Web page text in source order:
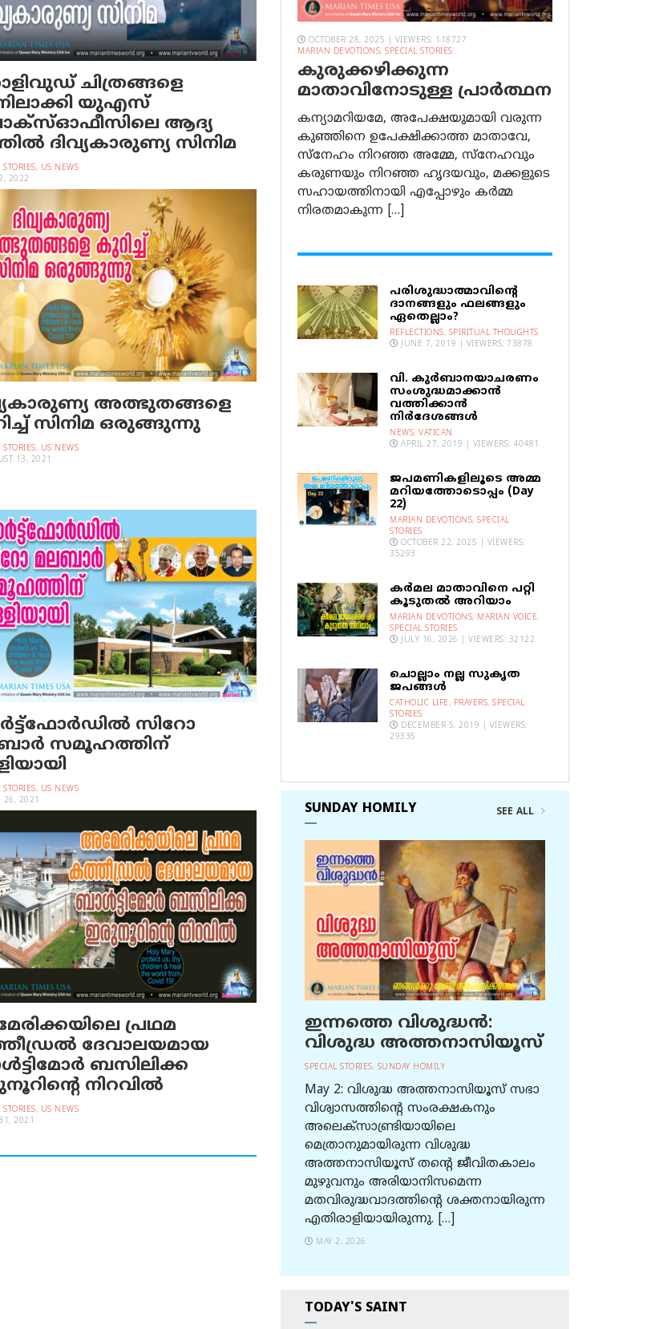
ചിത്രങ്ങളെ
യു‌എസ്
ആദ്യ
ദിവ്യകാരുണ്യ സിനിമ
, US NEWS
2022
അത്ഭുതങ്ങളെ
സിനിമ ഒരുങ്ങുന്നു
, US NEWS
13, 2021
സിറോ
സമൂഹത്തിന്
, US NEWS
26, 2021
പ്രഥമ
ദേവാലയമായ
ബസിലിക്ക
നിറവില്‍
, US NEWS
2021
OCTOBER 28, 2025 | VIEWERS: 118727
MARIAN DEVOTIONS, SPECIAL STORIES
കുരുക്കഴിക്കുന്ന
മാതാവിനോടുള്ള പ്രാര്‍ത്ഥന
കന്യാമറിയമേ, അപേക്ഷയുമായി വരുന്ന
കുഞ്ഞിനെ ഉപേക്ഷിക്കാത്ത മാതാവേ,
സ്നേഹം നിറഞ്ഞ അമ്മേ, സ്നേഹവും
കരുണയും നിറഞ്ഞ ഹൃദയവും, മക്കളുടെ
സഹായത്തിനായി എപ്പോഴും കർമ്മ
നിരതമാകുന്ന […]
പരിശുദ്ധാത്മാവിന്റെ
ദാനങ്ങളും ഫലങ്ങളും
ഏതെല്ലാം?
REFLECTIONS, SPIRITUAL THOUGHTS
JUNE 7, 2019 | VIEWERS: 73878
വി. കുര്‍ബാനയാചരണം
സംശുദ്ധമാക്കാന്‍
വത്തിക്കാന്‍
നിര്‍ദേശങ്ങള്‍
NEWS, VATICAN
APRIL 27, 2019 | VIEWERS: 40481
ജപമണികളിലൂടെ അമ്മ
മറിയത്തോടൊപ്പം (Day
22)
MARIAN DEVOTIONS, SPECIAL
STORIES
OCTOBER 22, 2025 | VIEWERS:
35293
കര്‍മല മാതാവിനെ പറ്റി
കൂടുതല്‍ അറിയാം
MARIAN DEVOTIONS, MARIAN VOICE,
SPECIAL STORIES
JULY 16, 2026 | VIEWERS: 32122
ചൊല്ലാം നല്ല സുകൃത
ജപങ്ങൾ
CATHOLIC LIFE, PRAYERS, SPECIAL
STORIES
DECEMBER 5, 2019 | VIEWERS:
29335
SUNDAY HOMILY SEE ALL
ഇന്നത്തെ വിശുദ്ധന്‍:
വിശുദ്ധ അത്തനാസിയൂസ്
SPECIAL STORIES, SUNDAY HOMILY
May 2: വിശുദ്ധ അത്തനാസിയൂസ് സഭാ
വിശ്വാസത്തിന്റെ സംരക്ഷകനും
അലെക്സാണ്ട്രിയായിലെ
മെത്രാനുമായിരുന്ന വിശുദ്ധ
അത്തനാസിയൂസ് തന്റെ ജീവിതകാലം
മുഴുവനും അരിയാനിസമെന്ന
മതവിരുദ്ധവാദത്തിന്റെ ശക്തനായിരുന്ന
എതിരാളിയായിരുന്നു. […]
MAY 2, 2026
TODAY'S SAINT